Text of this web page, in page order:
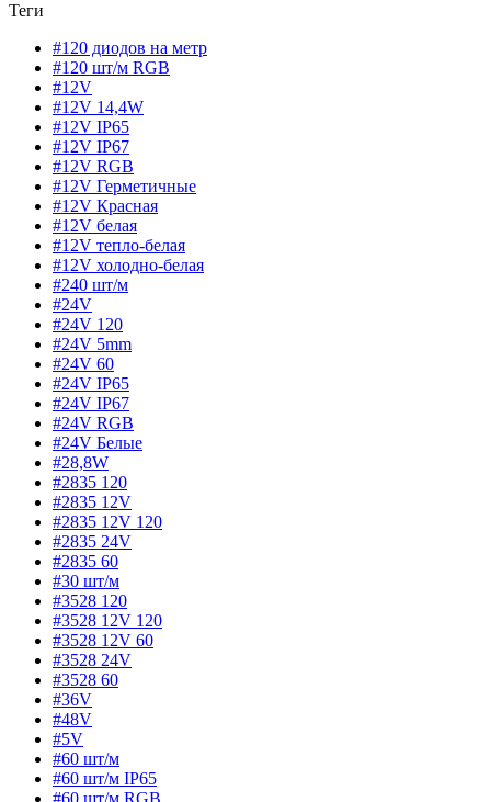
Теги
#120 диодов на метр
#120 шт/м RGB
#12V
#12V 14,4W
#12V IP65
#12V IP67
#12V RGB
#12V Герметичные
#12V Красная
#12V белая
#12V тепло-белая
#12V холодно-белая
#240 шт/м
#24V
#24V 120
#24V 5mm
#24V 60
#24V IP65
#24V IP67
#24V RGB
#24V Белые
#28,8W
#2835 120
#2835 12V
#2835 12V 120
#2835 24V
#2835 60
#30 шт/м
#3528 120
#3528 12V 120
#3528 12V 60
#3528 24V
#3528 60
#36V
#48V
#5V
#60 шт/м
#60 шт/м IP65